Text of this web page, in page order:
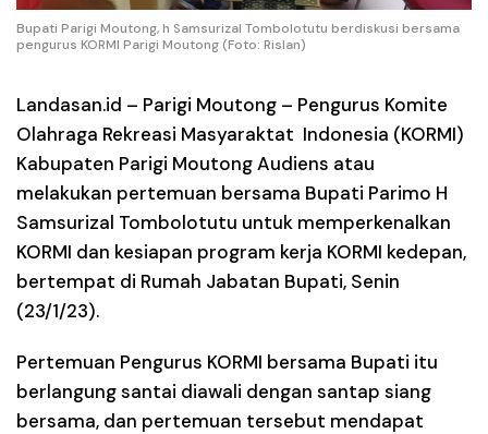
Bupati Parigi Moutong, h Samsurizal Tombolotutu berdiskusi bersama
pengurus KORMI Parigi Moutong (Foto: Rislan)
Landasan.id – Parigi Moutong – Pengurus Komite
Olahraga Rekreasi Masyaraktat Indonesia (KORMI)
Kabupaten Parigi Moutong Audiens atau
melakukan pertemuan bersama Bupati Parimo H
Samsurizal Tombolotutu untuk memperkenalkan
KORMI dan kesiapan program kerja KORMI kedepan,
bertempat di Rumah Jabatan Bupati, Senin
(23/1/23).
Pertemuan Pengurus KORMI bersama Bupati itu
berlangung santai diawali dengan santap siang
bersama, dan pertemuan tersebut mendapat